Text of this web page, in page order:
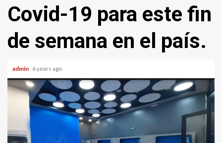
Covid-19 para este fin
de semana en el país.
admin 6 years ago